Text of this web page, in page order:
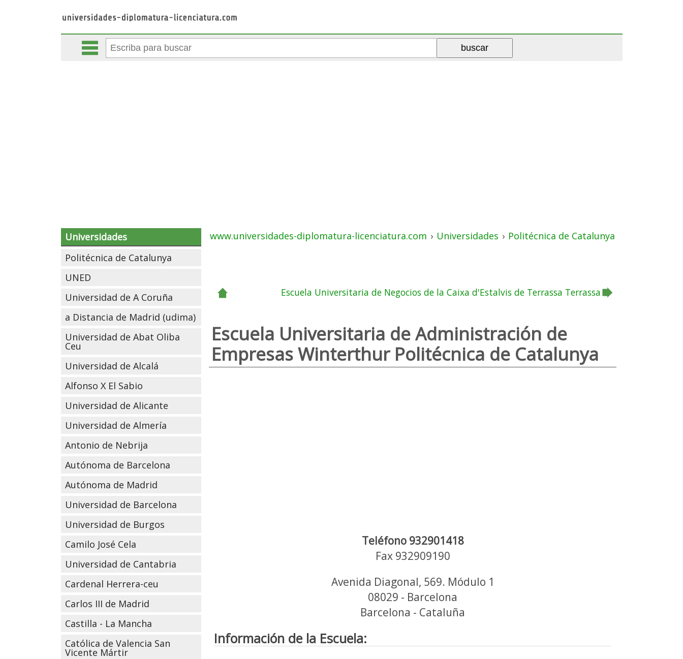
Universidades
Politécnica de Catalunya
UNED
Universidad de A Coruña
a Distancia de Madrid (udima)
Universidad de Abat Oliba
Ceu
Universidad de Alcalá
Alfonso X El Sabio
Universidad de Alicante
Universidad de Almería
Antonio de Nebrija
Autónoma de Barcelona
Autónoma de Madrid
Universidad de Barcelona
Universidad de Burgos
Camilo José Cela
Universidad de Cantabria
Cardenal Herrera-ceu
Carlos III de Madrid
Castilla - La Mancha
Católica de Valencia San
Vicente Mártir
www.universidades-diplomatura-licenciatura.com › Universidades › Politécnica de Catalunya
Escuela Universitaria de Negocios de la Caixa d'Estalvis de Terrassa Terrassa
Escuela Universitaria de Administración de
Empresas Winterthur Politécnica de Catalunya
Teléfono 932901418
Fax 932909190
Avenida Diagonal, 569. Módulo 1
08029 - Barcelona
Barcelona - Cataluña
Información de la Escuela: